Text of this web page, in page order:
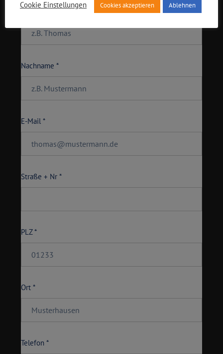
Vorname *
Nachname *
E-Mail *
Straße + Nr *
PLZ *
Ort *
Telefon *
Cookie Einstellungen
Cookies akzeptieren Ablehnen